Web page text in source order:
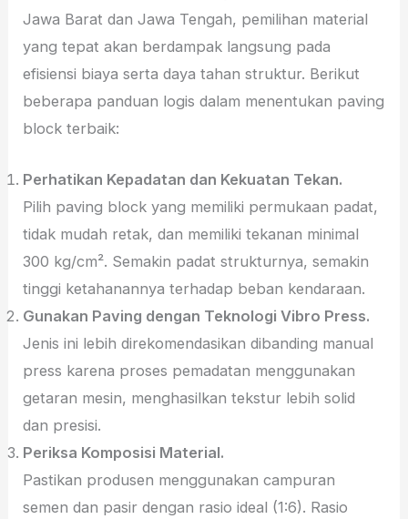
Jawa Barat dan Jawa Tengah, pemilihan material
yang tepat akan berdampak langsung pada
efisiensi biaya serta daya tahan struktur. Berikut
beberapa panduan logis dalam menentukan paving
block terbaik:
Perhatikan Kepadatan dan Kekuatan Tekan.
Pilih paving block yang memiliki permukaan padat,
tidak mudah retak, dan memiliki tekanan minimal
300 kg/cm². Semakin padat strukturnya, semakin
tinggi ketahanannya terhadap beban kendaraan.
Gunakan Paving dengan Teknologi Vibro Press.
Jenis ini lebih direkomendasikan dibanding manual
press karena proses pemadatan menggunakan
getaran mesin, menghasilkan tekstur lebih solid
dan presisi.
Periksa Komposisi Material.
Pastikan produsen menggunakan campuran
semen dan pasir dengan rasio ideal (1:6). Rasio